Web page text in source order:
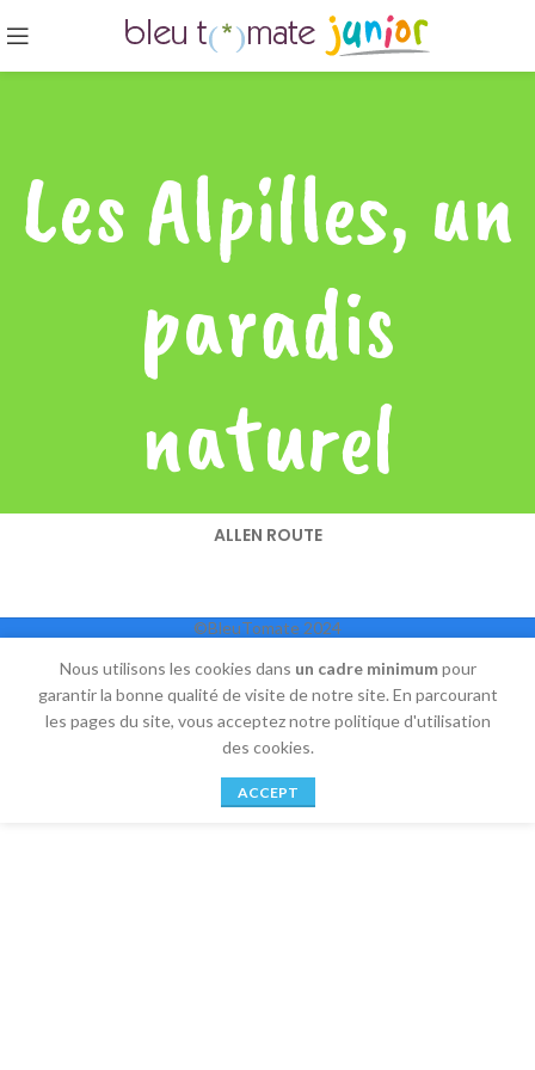
Les Alpilles, un
paradis
naturel
ALLEN ROUTE
En route
Les Alpilles, un paradis naturel
©BleuTomate 2024
Nous utilisons les cookies dans un cadre minimumpour
garantir la bonne qualité de visite de notre site. En parcourant
les pages du site, vous acceptez notre politique d'utilisation
des cookies.
ACCEPT